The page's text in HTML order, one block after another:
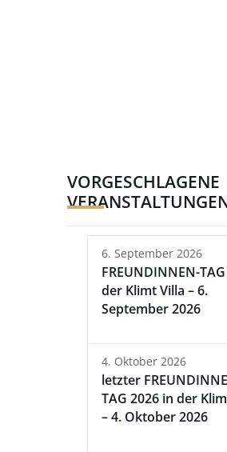
VORGESCHLAGENE
6. September 2026
FREUNDINNEN-
der Klimt Villa – 6.
September 2026
4. Oktober 2026
letzter
TAG 2026 in der
– 4. Oktober 2026